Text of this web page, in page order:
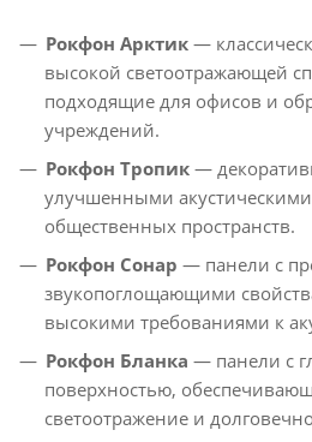
Рокфон Арктик —
высокой светоотражающей
подходящие для офисов и
учреждений.
Рокфон Тропик —
улучшенными
общественных пространств.
Рокфон Сонар — панели с
звукопоглощающими
высокими требованиями к
Рокфон Бланка — панели с
поверхностью,
светоотражение и